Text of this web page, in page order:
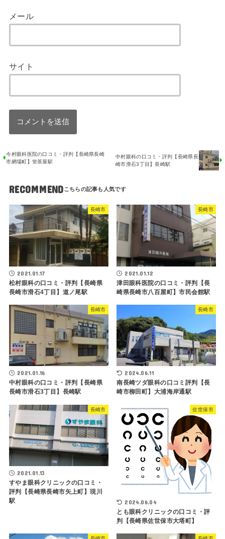
メール
サイト
今村眼科医院の口コミ・評判【長崎県長崎
市網場町】蛍茶屋駅
中村眼科の口コミ・評判【長崎県長
崎市滑石3丁目】長崎駅
RECOMMEND
長崎市
2021.01.17
松村眼科の口コミ・評判【長崎県
長崎市滑石4丁目】道ノ尾駅
長崎市
2021.01.12
津田眼科医院の口コミ・評判【長
崎県長崎市八百屋町】市民会館駅
長崎市
2021.01.16
中村眼科の口コミ・評判【長崎県
長崎市滑石3丁目】長崎駅
長崎市
2024.06.11
南長崎ツダ眼科の口コミ評判【長
崎市柳田町】大浦海岸通駅
長崎市
2021.01.13
すやま眼科クリニックの口コミ・
評判【長崎県長崎市矢上町】現川
駅
佐世保市
2024.06.04
とも眼科クリニックの口コミ・評
判【長崎県佐世保市大塔町】